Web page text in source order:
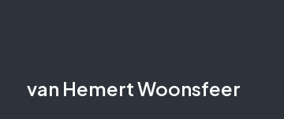
van Hemert Woonsfeer